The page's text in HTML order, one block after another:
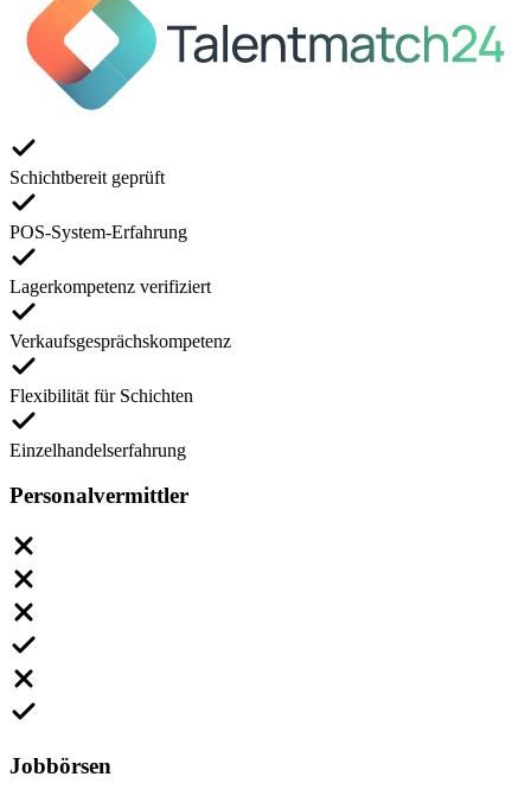
Schichtbereit geprüft
POS-System-Erfahrung
Lagerkompetenz verifiziert
Verkaufsgesprächskompetenz
Flexibilität für Schichten
Einzelhandelserfahrung
Personalvermittler
Jobbörsen